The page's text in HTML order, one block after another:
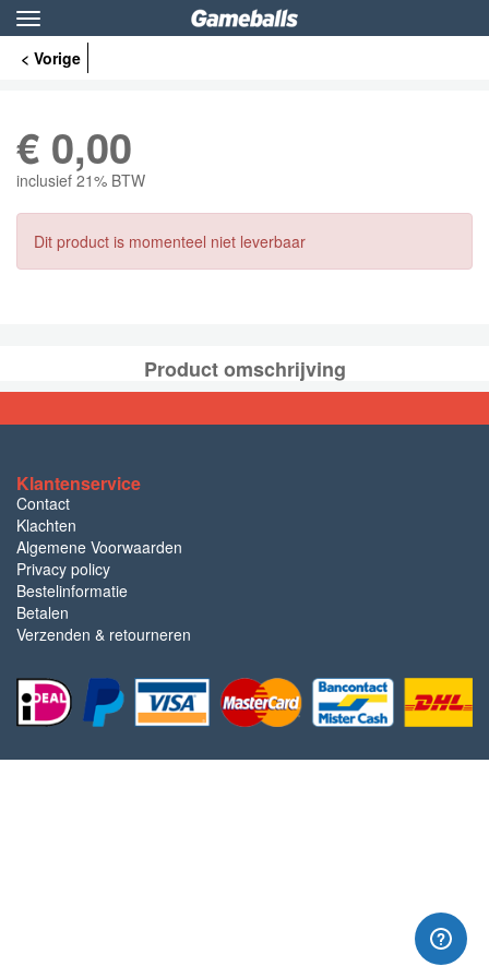
Toggle
navigation
< Vorige
€ 0,00
inclusief 21% BTW
Dit product is momenteel niet leverbaar
Product omschrijving
Klantenservice
Contact
Klachten
Algemene Voorwaarden
Privacy policy
Bestelinformatie
Betalen
Verzenden & retourneren